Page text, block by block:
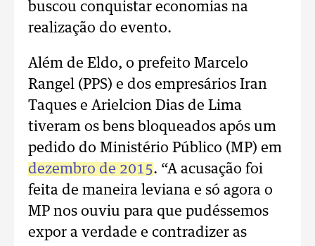
buscou conquistar economias na
realização do evento.
Além de Eldo, o prefeito Marcelo
Rangel (PPS) e dos empresários Iran
Taques e Arielcion Dias de Lima
tiveram os bens bloqueados após um
pedido do Ministério Público (MP) em
dezembro de 2015. “A acusação foi
feita de maneira leviana e só agora o
MP nos ouviu para que pudéssemos
expor a verdade e contradizer as